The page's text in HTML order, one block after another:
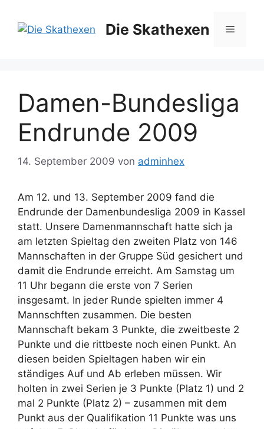
Inhalt
springen
Die Skathexen Menü
Damen-Bundesliga
Endrunde 2009
14. September 2009 von adminhex
Am 12. und 13. September 2009 fand die
Endrunde der Damenbundesliga 2009 in Kassel
statt. Unsere Damenmannschaft hatte sich ja
am letzten Spieltag den zweiten Platz von 146
Mannschaften in der Gruppe Süd gesichert und
damit die Endrunde erreicht. Am Samstag um
11 Uhr begann die erste von 7 Serien
insgesamt. In jeder Runde spielten immer 4
Mannschften zusammen. Die besten
Mannschaft bekam 3 Punkte, die zweitbeste 2
Punkte und die rittbeste noch einen Punkt. An
diesen beiden Spieltagen haben wir ein
ständiges Auf und Ab erleben müssen. Wir
holten in zwei Serien je 3 Punkte (Platz 1) und 2
mal 2 Punkte (Platz 2) – zusammen mit dem
Punkt aus der Qualifikation 11 Punkte was uns